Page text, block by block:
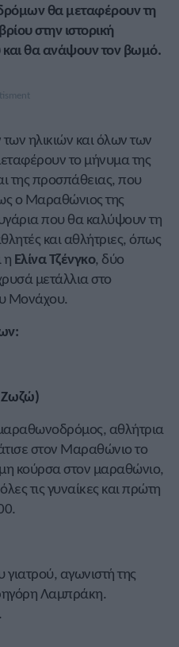
θα μεταφέρουν τη
στην ιστορική
θα ανάψουν τον βωμό.
ηλικιών και όλων των
το μήνυμα της
της προσπάθειας, που
ο Μαραθώνιος της
που θα καλύψουν τη
και αθλήτριες, όπως
η Ελίνα Τζένγκο, δύο
μετάλλια στο
Μονάχου.
αθλήτρια
στον Μαραθώνιο το
κούρσα στον μαραθώνιο,
τις γυναίκες και πρώτη
αγωνιστή της
Λαμπράκη.